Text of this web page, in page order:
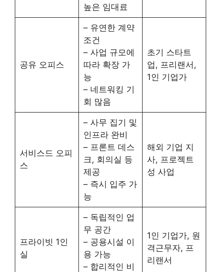
높은 임대료
공유 오피스
– 유연한 계약
조건
– 사업 규모에
따라 확장 가
능
– 네트워킹 기
회 많음
초기 스타트
업, 프리랜서,
1인 기업가
서비스드 오피
스
– 사무 집기 및
인프라 완비
– 프론트 데스
크, 회의실 등
제공
– 즉시 입주 가
능
해외 기업 지
사, 프로젝트
성 사업
프라이빗 1인
실
– 독립적인 업
무 공간
– 공용시설 이
용 가능
– 합리적인 비
1인 기업가, 원
격근무자, 프
리랜서